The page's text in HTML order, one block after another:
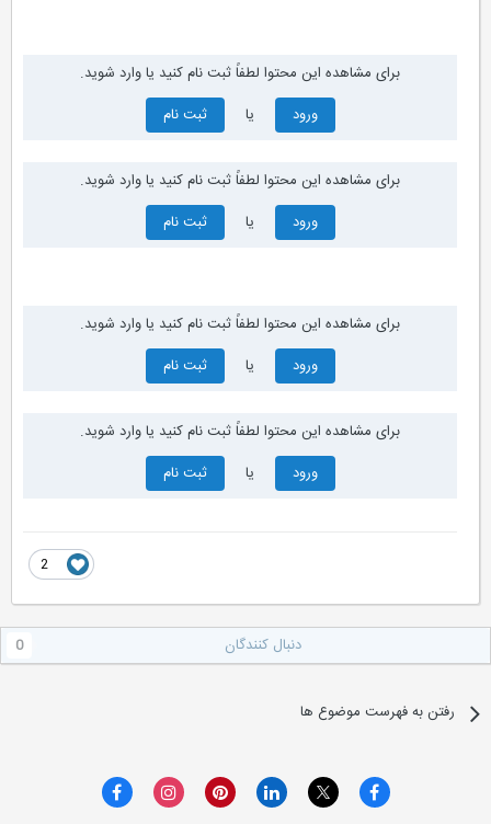
برای مشاهده این محتوا لطفاً ثبت نام کنید یا وارد شوید.
ورود
ثبت نام
برای مشاهده این محتوا لطفاً ثبت نام کنید یا وارد شوید.
ورود
ثبت نام
برای مشاهده این محتوا لطفاً ثبت نام کنید یا وارد شوید.
ورود
ثبت نام
برای مشاهده این محتوا لطفاً ثبت نام کنید یا وارد شوید.
ورود
ثبت نام
دنبال کنندگان
رفتن به فهرست موضوع ها